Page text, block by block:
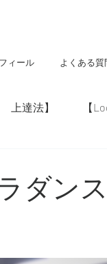
ィール よくある質
上達法】 【
ダン